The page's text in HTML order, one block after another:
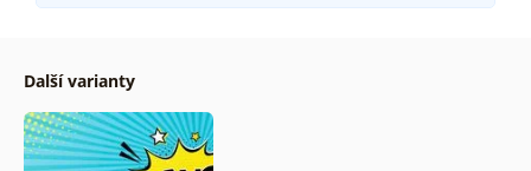
Další varianty